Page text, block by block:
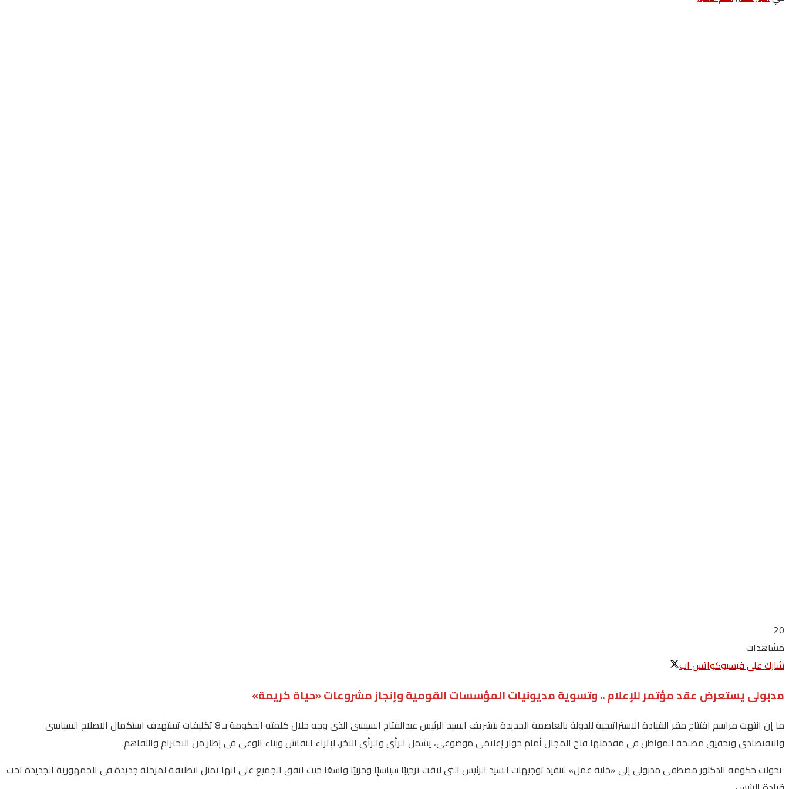
20
مشاهدات
شارك على فيسبوكواتس اب
مدبولى يستعرض عقد مؤتمر للإعلام .. وتسوية مديونيات المؤسسات القومية وإنجاز مشروعات «حياة كريمة»
ما إن انتهت مراسم افتتاح مقر القيادة الاستراتيجية للدولة بالعاصمة الجديدة بتشريف السيد الرئيس عبدالفتاح السيسى الذى وجه خلال كلمته الحكومة بـ 8 تكليفات تستهدف استكمال الاصلاح السياسى
والاقتصادى وتحقيق مصلحة المواطن فى مقدمتها فتح المجال أمام حوار إعلامى موضوعى، يشمل الرأى والرأى الآخر، لإثراء النقاش وبناء الوعى فى إطار من الاحترام والتفاهم.
تحولت حكومة الدكتور مصطفى مدبولى إلى «خلية عمل» لتنفيذ توجيهات السيد الرئيس التى لاقت ترحيبًا سياسيًِا وحزبيًا واسعًا حيث اتفق الجميع على انها تمثل انطلاقة لمرحلة جديدة فى الجمهورية الجديدة تحت